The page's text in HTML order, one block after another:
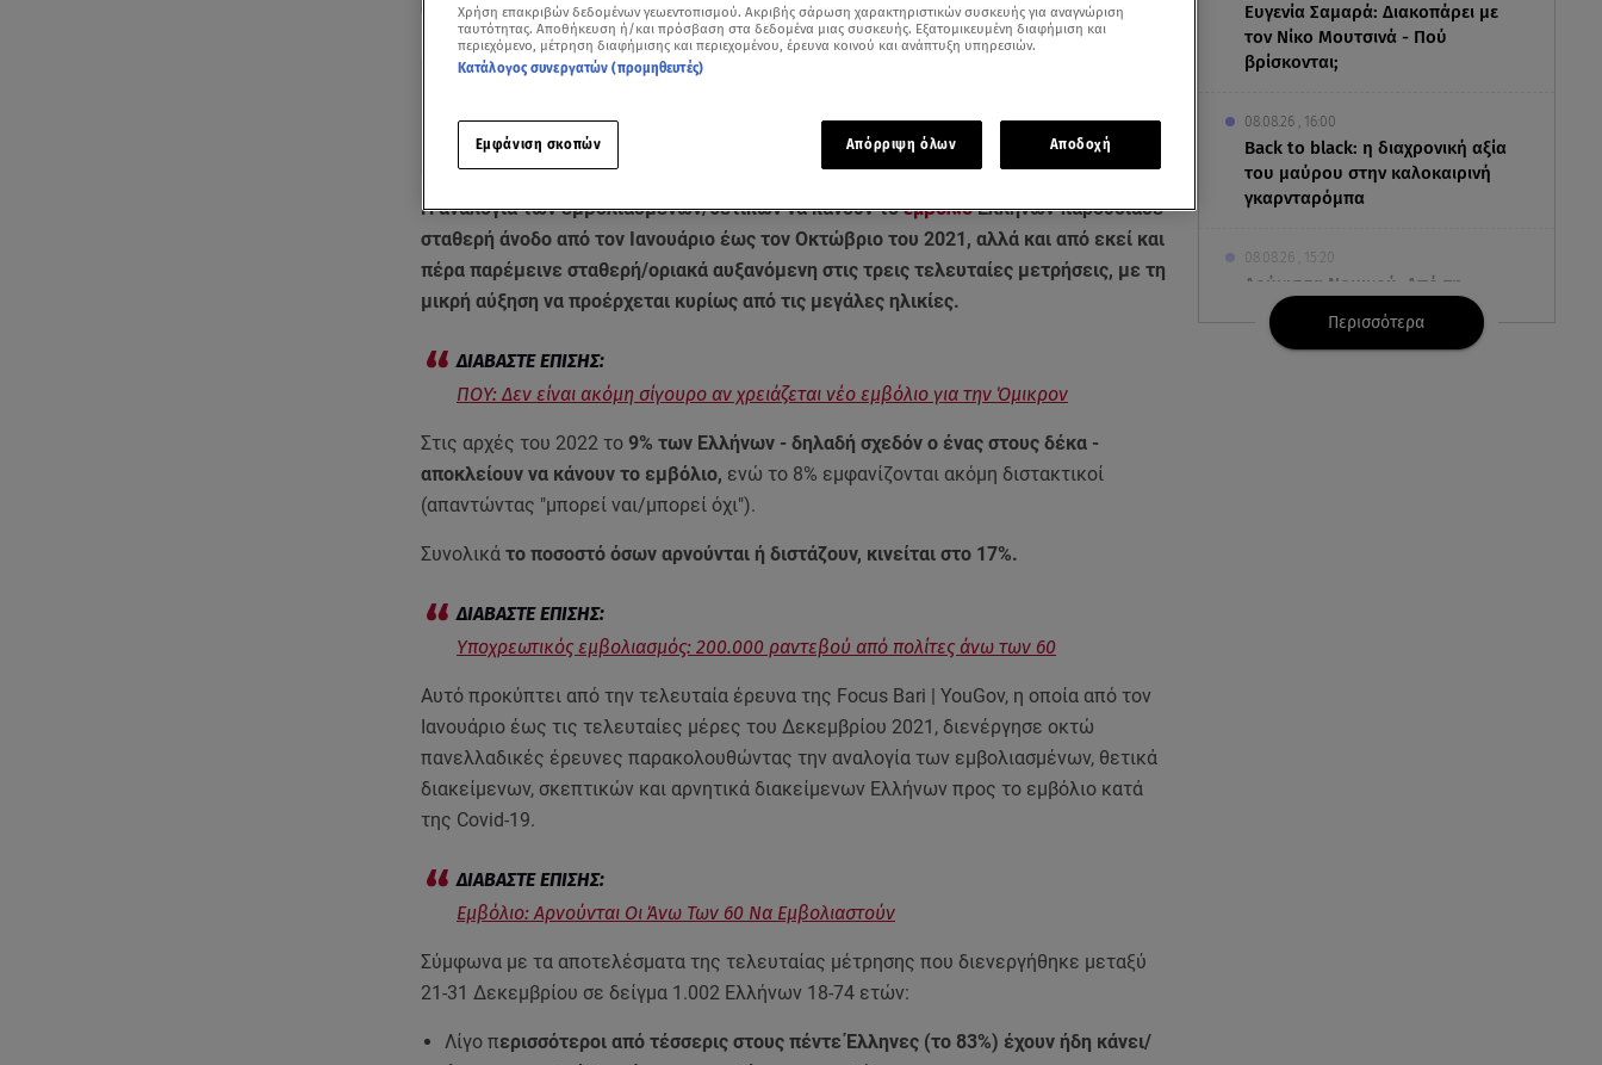
Ευγενία Σαμαρά: Διακοπάρει με
τον Νίκο Μουτσινά - Πού
βρίσκονται;
08.08.26 , 16:00
Back to black: η διαχρονική αξία
του μαύρου στην καλοκαιρινή
γκαρνταρόμπα
08.08.26 , 15:20
Δούκισσα Νομικού: Από τη
Μύκονο «πετάχτηκε» στη
Γαλλική Πολυνησία!
Περισσότερα
Δείτε περισσότερα άρθρα μας στην αναζήτηση σας
Πρόσθηκη star.gr στις επιλογές σας
Δείτε περισσότερα άρθρα μας στα αποτελέσματα αναζήτησης
Η αναλογία των εμβολιασμένων/θετικών να κάνουν τοεμβόλιοΕλλήνων παρουσίασε
σταθερή άνοδο από τον Ιανουάριο έως τον Οκτώβριο του 2021, αλλά και από εκεί και
πέρα παρέμεινε σταθερή/οριακά αυξανόμενη στις τρεις τελευταίες μετρήσεις, με τη
μικρή αύξηση να προέρχεται κυρίως από τις μεγάλες ηλικίες.
ΠΟΥ: Δεν είναι ακόμη σίγουρο αν χρειάζεται νέο εμβόλιο για την Όμικρον
Στις αρχές του 2022 το9% των Ελλήνων - δηλαδή σχεδόν ο ένας στους δέκα -
αποκλείουν να κάνουν το εμβόλιο, ενώ το 8% εμφανίζονται ακόμη διστακτικοί
(απαντώντας "μπορεί ναι/μπορεί όχι").
Συνολικά το ποσοστό όσων αρνούνται ή διστάζουν, κινείται στο 17%.
Υποχρεωτικός εμβολιασμός: 200.000 ραντεβού από πολίτες άνω των 60
Αυτό προκύπτει από την τελευταία έρευνα της Focus Bari | YouGov, η οποία από τον
Ιανουάριο έως τις τελευταίες μέρες του Δεκεμβρίου 2021, διενέργησε οκτώ
πανελλαδικές έρευνες παρακολουθώντας την αναλογία των εμβολιασμένων, θετικά
διακείμενων, σκεπτικών και αρνητικά διακείμενων Ελλήνων προς το εμβόλιο κατά
της Covid-19.
Εμβόλιο: Αρνούνται Οι Άνω Των 60 Να Εμβολιαστούν
Σύμφωνα με τα αποτελέσματα της τελευταίας μέτρησης που διενεργήθηκε μεταξύ
21-31 Δεκεμβρίου σε δείγμα 1.002 Ελλήνων 18-74 ετών:
Λίγο περισσότεροι από τέσσερις στους πέντε Έλληνες (το 83%) έχουν ήδη κάνει/
Χρήση επακριβών δεδομένων γεωεντοπισμού. Ακριβής σάρωση χαρακτηριστικών συσκευής για αναγνώριση
ταυτότητας. Αποθήκευση ή/και πρόσβαση στα δεδομένα μιας συσκευής. Εξατομικευμένη διαφήμιση και
περιεχόμενο, μέτρηση διαφήμισης και περιεχομένου, έρευνα κοινού και ανάπτυξη υπηρεσιών.
Κατάλογος συνεργατών (προμηθευτές)
Εμφάνιση σκοπών Απόρριψη όλων Αποδοχή